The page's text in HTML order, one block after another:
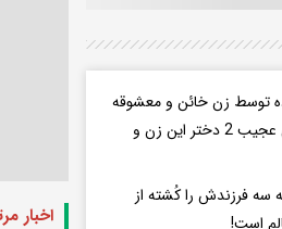
اخبار
توسط زن خائن و معشوقه
اش/ همدستی عجیب 2 دختر این زن و
سه فرزندش را کُشته از
است!